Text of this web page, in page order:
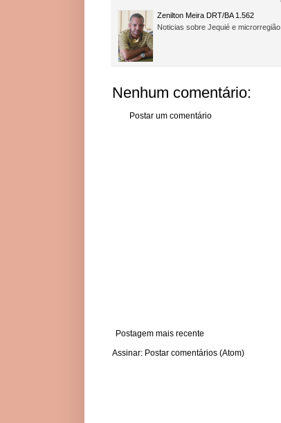
Zenilton Meira DRT/BA 1.562
Noticias sobre Jequié e microrregião
Nenhum comentário:
Postar um comentário
Postagem mais recente
Assinar: Postar comentários (Atom)